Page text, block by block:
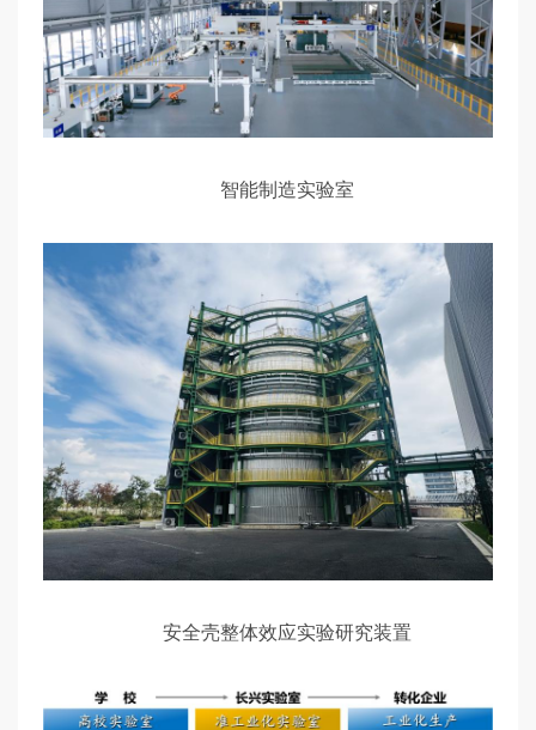
智能制造实验室
安全壳整体效应实验研究装置